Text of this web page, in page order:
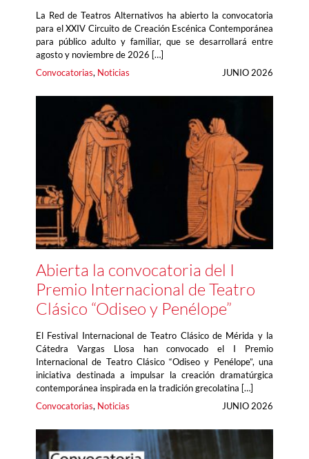
La Red de Teatros Alternativos ha abierto la convocatoria
para el XXIV Circuito de Creación Escénica Contemporánea
para público adulto y familiar, que se desarrollará entre
agosto y noviembre de 2026 […]
Convocatorias, Noticias JUNIO 2026
Abierta la convocatoria del I
Premio Internacional de Teatro
Clásico “Odiseo y Penélope”
El Festival Internacional de Teatro Clásico de Mérida y la
Cátedra Vargas Llosa han convocado el I Premio
Internacional de Teatro Clásico “Odiseo y Penélope”, una
iniciativa destinada a impulsar la creación dramatúrgica
contemporánea inspirada en la tradición grecolatina […]
Convocatorias, Noticias JUNIO 2026